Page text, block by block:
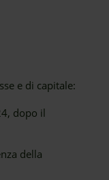
e di capitale:
dopo il
della